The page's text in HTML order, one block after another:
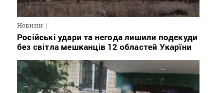
Новини
Російські удари та негода лишили подекуди
без світла мешканців 12 областей Укарїни